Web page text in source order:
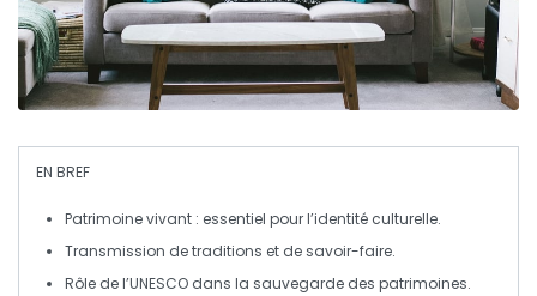
EN BREF
Patrimoine vivant : essentiel pour l’identité culturelle.
Transmission de traditions et de savoir-faire.
Rôle de l’UNESCO dans la sauvegarde des patrimoines.